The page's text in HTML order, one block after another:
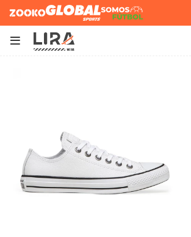
Zooko Global Sports
Somos
Futbol
